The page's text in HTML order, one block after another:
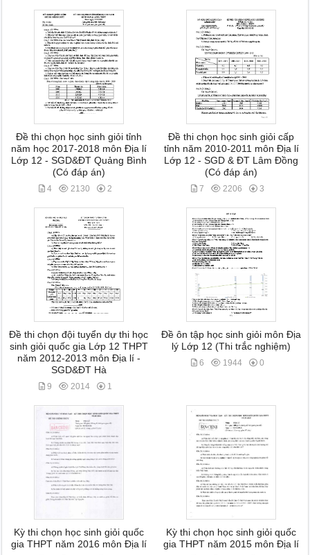
Đề thi chọn học sinh giỏi tỉnh
năm học 2017-2018 môn Địa lí
Lớp 12 - SGD&ĐT Quảng Bình
(Có đáp án)
4 2130 2
Đề thi chọn học sinh giỏi cấp
tỉnh năm 2010-2011 môn Địa lí
Lớp 12 - SGD & ĐT Lâm Đồng
(Có đáp án)
7 2206 3
Đề thi chọn đội tuyển dự thi học
sinh giỏi quốc gia Lớp 12 THPT
năm 2012-2013 môn Địa lí -
SGD&ĐT Hà
9 2014 1
Đề ôn tập học sinh giỏi môn Địa
lý Lớp 12 (Thi trắc nghiệm)
6 1944 0
Kỳ thi chọn học sinh giỏi quốc
gia THPT năm 2016 môn Địa lí
Kỳ thi chọn học sinh giỏi quốc
gia THPT năm 2015 môn Địa lí